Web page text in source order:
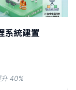
系統建置
40%